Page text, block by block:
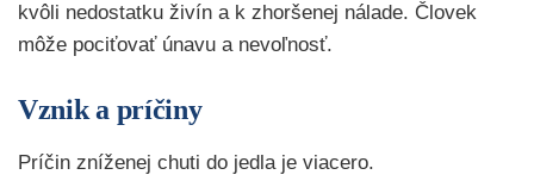
kvôli nedostatku živín a k zhoršenej nálade. Človek
môže pociťovať únavu a nevoľnosť.
Vznik a príčiny
Príčin zníženej chuti do jedla je viacero.